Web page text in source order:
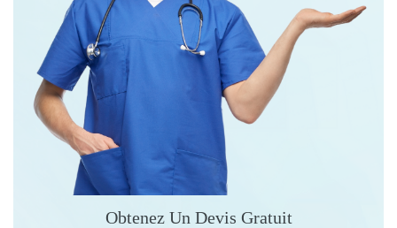
Obtenez Un Devis Gratuit